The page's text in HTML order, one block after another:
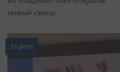
новый сквер
23 фото